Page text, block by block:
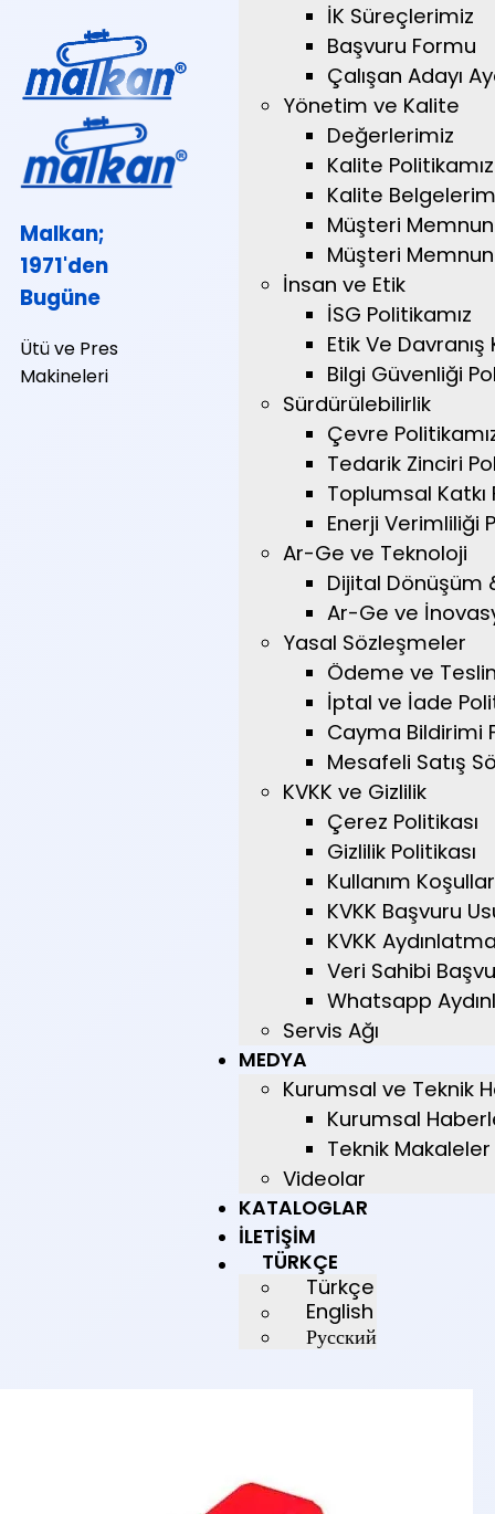
Malkan;
1971'den
Bugüne
Ütü ve Pres
Makineleri
İK Süreçlerimiz
Başvuru Formu
Çalışan Adayı
Yönetim ve Kalite
Değerlerimiz
Kalite Politikamız
Kalite
Müşteri
Müşteri
İnsan ve Etik
İSG Politikamız
Etik Ve Davranış
Bilgi Güvenliği
Sürdürülebilirlik
Çevre
Tedarik Zinciri
Toplumsal Katkı
Enerji Verimliliği
Ar-Ge ve Teknoloji
Dijital Dönüşüm
Ar-Ge ve
Yasal Sözleşmeler
Ödeme ve
İptal ve İade
Cayma Bildirimi
Mesafeli Satış
KVKK ve Gizlilik
Çerez Politikası
Gizlilik Politikası
Kullanım
KVKK Başvuru
KVKK
Veri Sahibi
Whatsapp
Servis Ağı
MEDYA
Kurumsal ve Teknik
Kurumsal
Teknik Makaleler
Videolar
KATALOGLAR
İLETIŞIM
TÜRKÇE
Türkçe
English
Русский